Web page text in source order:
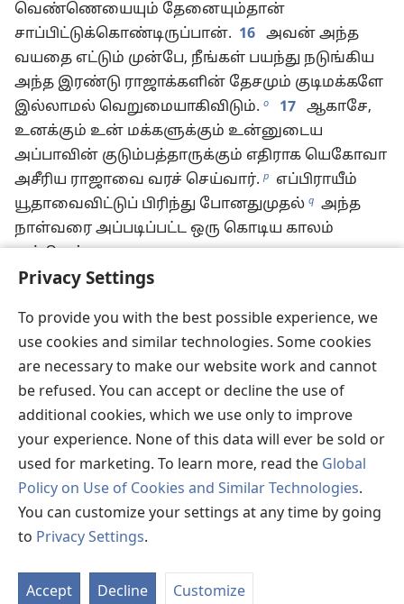
Privacy Settings
To provide you with the best possible experience, we
use cookies and similar technologies. Some cookies
are necessary to make our website work and cannot
be refused. You can accept or decline the use of
additional cookies, which we use only to improve
your experience. None of this data will ever be sold or
used for marketing. To learn more, read the Global
Policy on Use of Cookies and Similar Technologies.
You can customize your settings at any time by going
to Privacy Settings.
Accept Decline Customize
வெண்ணெயையும் தேனையும்தான்
சாப்பிட்டுக்கொண்டிருப்பான். 16 அவன் அந்த
வயதை எட்டும் முன்பே, நீங்கள் பயந்து நடுங்கிய
அந்த இரண்டு ராஜாக்களின் தேசமும் குடிமக்களே
இல்லாமல் வெறுமையாகிவிடும். o 17 ஆகாசே,
உனக்கும் உன் மக்களுக்கும் உன்னுடைய
அப்பாவின் குடும்பத்தாருக்கும் எதிராக யெகோவா
அசீரிய ராஜாவை வரச் செய்வார். p
எப்பிராயீம்
யூதாவைவிட்டுப் பிரிந்து போனதுமுதல் q அந்த
நாள்வரை அப்படிப்பட்ட ஒரு கொடிய காலம்
வந்திருக்காது.
18 அந்த நாளில், யெகோவா எகிப்தின்
ஓடைகளிலிருந்து ஈக்களையும் அசீரியாவிலிருந்து
தேனீக்களையும் வரச் செய்வார். * 19 அவை
செங்குத்தான பள்ளத்தாக்குகளின் *மேலும்
பாறைகளின் மேலும் முட்புதர்களின் மேலும்
மேய்ச்சல் நிலங்களின் மேலும் வந்து உட்காரும்.
20 ஆற்றின் * பகுதியிலிருந்து வாடகைக்கு
வாங்கப்பட்ட சவரக்கத்தியைக் கொண்டு, அதாவது
அசீரிய ராஜாவைக் கொண்டு,
r தலையிலும்
கால்களிலும் உள்ள முடியை யெகோவா
சிரைத்துவிடுவார்; தாடியைக்கூட விட்டுவைக்க
மாட்டார்.
21 அந்த நாளில் ஒவ்வொருவரிடமும் ஒரு